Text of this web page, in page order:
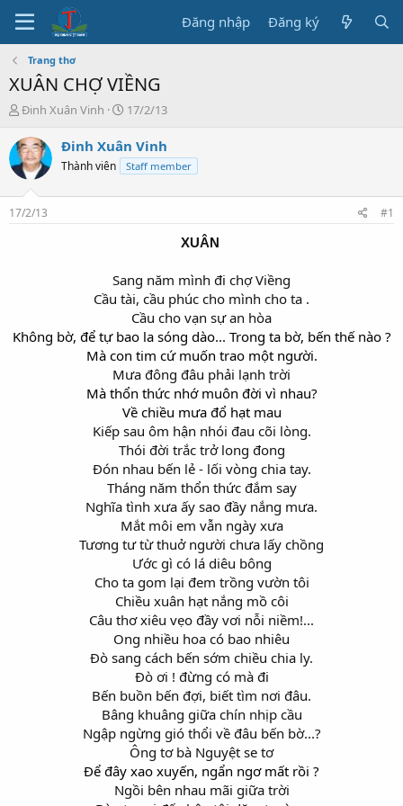
Đăng nhập Đăng ký
Trang thơ
XUÂN CHỢ VIỀNG
T
r
e
a
s
t
Đinh Xuân Vinh
N
à
y
b
17/2/13
Đinh Xuân Vinh
Thành viên Staff member
17/2/13
#1
XUÂN
Sang năm mình đi chợ Viềng​
Cầu tài, cầu phúc cho mình cho ta .​
Cầu cho vạn sự an hòa​
Không bờ, để tự bao la sóng dào... Trong ta bờ, bến thế nào ?
Mà con tim cứ muốn trao một người.
Mưa đông đâu phải lạnh trời
Mà thổn thức nhớ muôn đời vì nhau?
Về chiều mưa đổ hạt mau
Kiếp sau ôm hận nhói đau cõi lòng.​
Thói đời trắc trở long đong​
Đón nhau bến lẻ - lối vòng chia tay.​
Tháng năm thổn thức đắm say​
Nghĩa tình xưa ấy sao đầy nắng mưa.​
Mắt môi em vẫn ngày xưa​
Tương tư từ thuở người chưa lấy chồng​
Ước gì có lá diêu bông​
Cho ta gom lại đem trồng vườn tôi​
Chiều xuân hạt nắng mồ côi​
Câu thơ xiêu vẹo đầy vơi nỗi niềm!...​
Ong nhiều hoa có bao nhiêu​
Đò sang cách bến sớm chiều chia ly.​
Đò ơi ! đừng có mà đi​
Bến buồn bến đợi, biết tìm nơi đâu.​
Bâng khuâng giữa chín nhịp cầu​
Ngập ngừng gió thổi về đâu bến bờ...?​
Ông tơ bà Nguyệt se tơ​
Để đây xao xuyến, ngẩn ngơ mất rồi ?
Ngồi bên nhau mãi giữa trời​